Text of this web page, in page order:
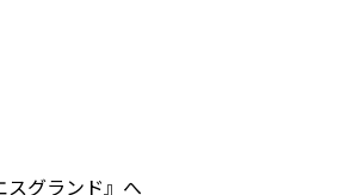
グランド』へ